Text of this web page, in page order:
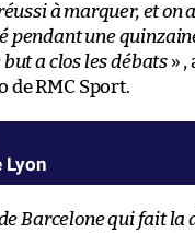
à marquer, et on
pendant une
a clos les débats» ,
de RMC Sport.
Lyon
Barcelone qui fait la